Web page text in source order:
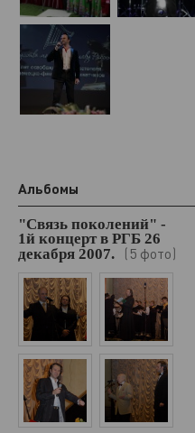
Альбомы
"Связь поколений" -
1й концерт в РГБ 26
декабря 2007.
(5 фото)